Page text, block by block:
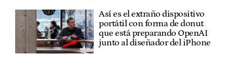
Así es el extraño dispositivo
portátil con forma de donut
que está preparando OpenAI
junto al diseñador del iPhone